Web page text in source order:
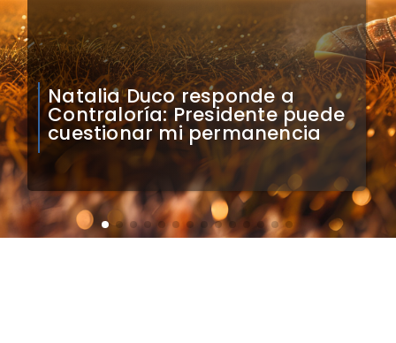
Colo Colo confirma artistas
para bienvenida a Vozinha en
el Monumental